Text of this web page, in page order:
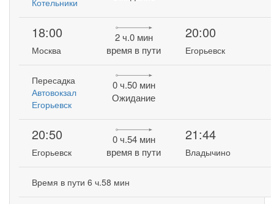
Котельники
18:00
Москва
2 ч.0 мин
время в пути
20:00
Егорьевск
Пересадка
Автовокзал
Егорьевск
0 ч.50 мин
Ожидание
20:50
Егорьевск
0 ч.54 мин
время в пути
21:44
Владычино
Время в пути 6 ч.58 мин